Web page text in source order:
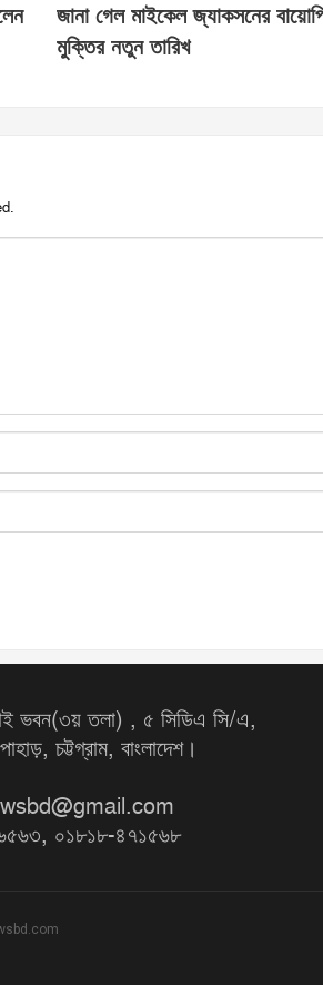
জানা গেল মাইকেল জ্যাকসনের
মুক্তির নতুন তারিখ
ভবন(৩য় তলা) , ৫ সিডিএ সি/এ,
চট্টগ্রাম, বাংলাদেশ।
০১৮১৮-৪৭১৫৬৮